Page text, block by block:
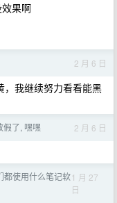
果啊
2 月 6 日
，我继续努力看看能黑
假了, 嘿嘿 2 月 6 日
都使用什么笔记软1 月 27
日